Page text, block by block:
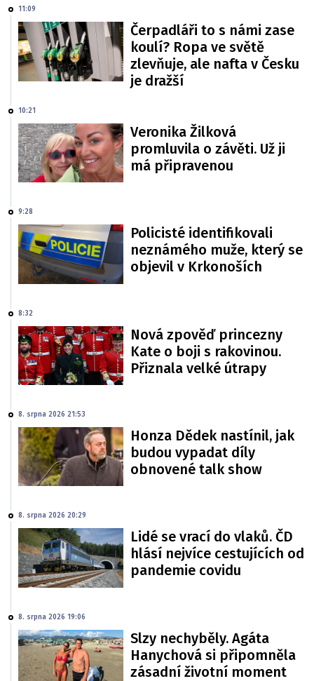
11:09
Čerpadláři to s námi zase
koulí? Ropa ve světě
zlevňuje, ale nafta v Česku
je dražší
10:21
Veronika Žilková
promluvila o závěti. Už ji
má připravenou
9:28
Policisté identifikovali
neznámého muže, který se
objevil v Krkonoších
8:32
Nová zpověď princezny
Kate o boji s rakovinou.
Přiznala velké útrapy
8. srpna 2026 21:53
Honza Dědek nastínil, jak
budou vypadat díly
obnovené talk show
8. srpna 2026 20:29
Lidé se vrací do vlaků. ČD
hlásí nejvíce cestujících od
pandemie covidu
8. srpna 2026 19:06
Slzy nechyběly. Agáta
Hanychová si připomněla
zásadní životní moment